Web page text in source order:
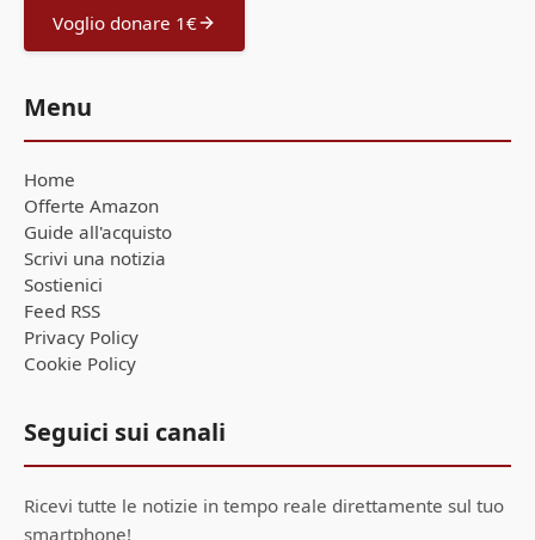
Voglio donare 1€
Menu
Home
Offerte Amazon
Guide all'acquisto
Scrivi una notizia
Sostienici
Feed RSS
Privacy Policy
Cookie Policy
Seguici sui canali
Ricevi tutte le notizie in tempo reale direttamente sul tuo
smartphone!